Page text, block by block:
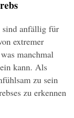
sind anfällig für
extremer
manchmal
kann. Als
zu sein
zu erkennen